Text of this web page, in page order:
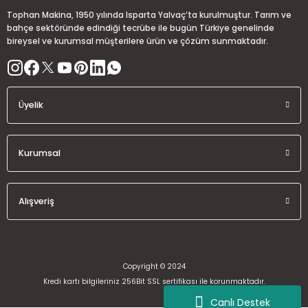
Canlı Destek
Bu ürüne benzer farklı alternatifler olmalı.
Tophan Makina, 1950 yılında Isparta Yalvaç’ta kurulmuştur. Tarım ve
bahçe sektöründe edindiği tecrübe ile bugün Türkiye genelinde
bireysel ve kurumsal müşterilere ürün ve çözüm sunmaktadır.
Üyelik
Kurumsal
Alışveriş
Copyright © 2024
Kredi kartı bilgileriniz 256Bit SSL sertifikası ile korunmaktadır.